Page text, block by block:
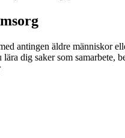
antingen äldre människor
dig saker som samarbete,